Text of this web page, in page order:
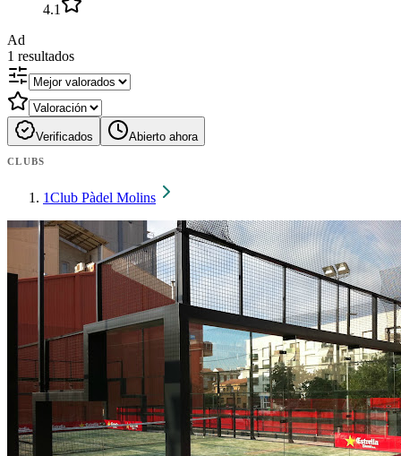
4.1
Ad
1 resultados
Verificados Abierto ahora
CLUBS
1Club Pàdel Molins